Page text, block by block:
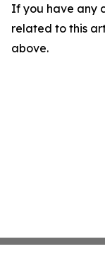
If you have any
related to this
above.